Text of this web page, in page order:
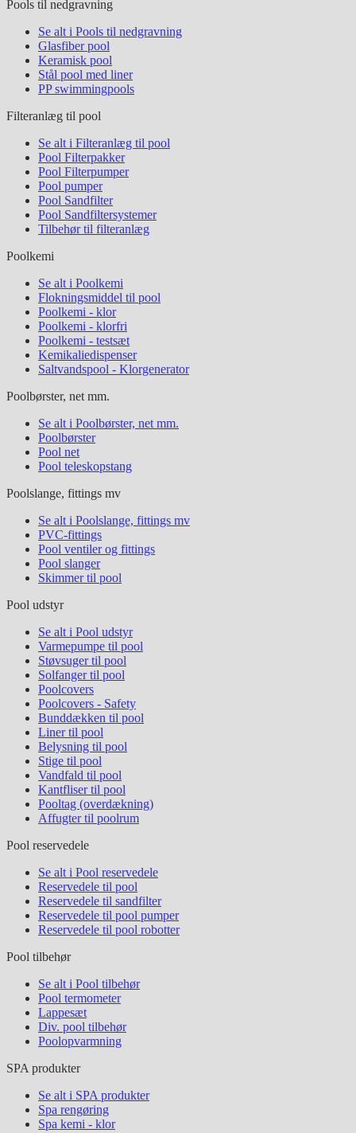
Pools til nedgravning
Se alt i Pools til nedgravning
Glasfiber pool
Keramisk pool
Stål pool med liner
PP swimmingpools
Filteranlæg til pool
Se alt i Filteranlæg til pool
Pool Filterpakker
Pool Filterpumper
Pool pumper
Pool Sandfilter
Pool Sandfiltersystemer
Tilbehør til filteranlæg
Poolkemi
Se alt i Poolkemi
Flokningsmiddel til pool
Poolkemi - klor
Poolkemi - klorfri
Poolkemi - testsæt
Kemikaliedispenser
Saltvandspool - Klorgenerator
Poolbørster, net mm.
Se alt i Poolbørster, net mm.
Poolbørster
Pool net
Pool teleskopstang
Poolslange, fittings mv
Se alt i Poolslange, fittings mv
PVC-fittings
Pool ventiler og fittings
Pool slanger
Skimmer til pool
Pool udstyr
Se alt i Pool udstyr
Varmepumpe til pool
Støvsuger til pool
Solfanger til pool
Poolcovers
Poolcovers - Safety
Bunddækken til pool
Liner til pool
Belysning til pool
Stige til pool
Vandfald til pool
Kantfliser til pool
Pooltag (overdækning)
Affugter til poolrum
Pool reservedele
Se alt i Pool reservedele
Reservedele til pool
Reservedele til sandfilter
Reservedele til pool pumper
Reservedele til pool robotter
Pool tilbehør
Se alt i Pool tilbehør
Pool termometer
Lappesæt
Div. pool tilbehør
Poolopvarmning
SPA produkter
Se alt i SPA produkter
Spa rengøring
Spa kemi - klor